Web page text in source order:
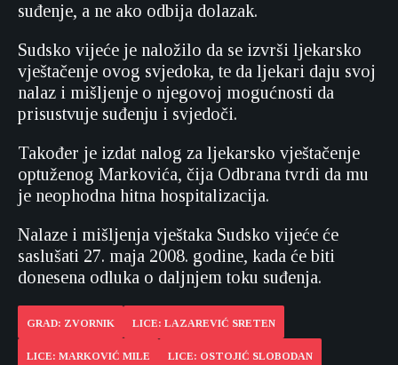
suđenje, a ne ako odbija dolazak.
Sudsko vijeće je naložilo da se izvrši ljekarsko
vještačenje ovog svjedoka, te da ljekari daju svoj
nalaz i mišljenje o njegovoj mogućnosti da
prisustvuje suđenju i svjedoči.
Također je izdat nalog za ljekarsko vještačenje
optuženog Markovića, čija Odbrana tvrdi da mu
je neophodna hitna hospitalizacija.
Nalaze i mišljenja vještaka Sudsko vijeće će
saslušati 27. maja 2008. godine, kada će biti
donesena odluka o daljnjem toku suđenja.
GRAD: ZVORNIK LICE: LAZAREVIĆ SRETEN
LICE: MARKOVIĆ MILE LICE: OSTOJIĆ SLOBODAN